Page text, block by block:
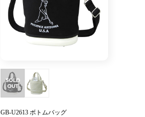
GB-U2613 ボトムバッグ